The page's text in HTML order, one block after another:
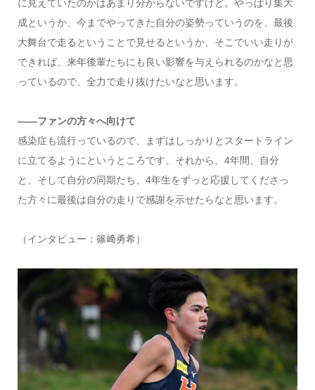
に見えていたのかはあまり分からないですけど。やっぱり集大
成というか、今までやってきた自分の姿勢っていうのを、最後
大舞台で走るということで見せるというか、そこでいい走りが
できれば、来年後輩たちにも良い影響を与えられるのかなと思
っているので、全力で走り抜けたいなと思います。
――ファンの方々へ向けて
感染症も流行っているので、まずはしっかりとスタートライン
に立てるようにというところです。それから、4年間、自分
と、そして自分の同期たち、4年生をずっと応援してくださっ
た方々に最後は自分の走りで感謝を示せたらなと思います。
（インタビュー：篠﨑勇希）